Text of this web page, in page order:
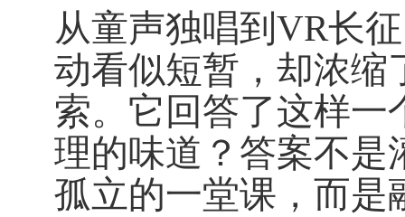
从童声独唱到 VR长
动看似短暂，却浓缩
索。它回答了这样一
理的味道？答案不是
孤立的一堂课，而是